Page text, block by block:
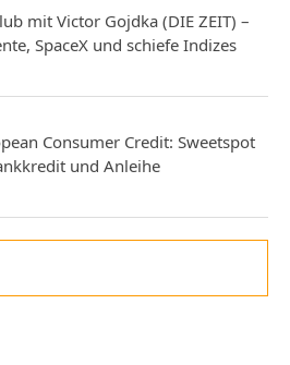
mit Victor Gojdka (DIE ZEIT) –
SpaceX und schiefe Indizes
Consumer Credit: Sweetspot
und Anleihe